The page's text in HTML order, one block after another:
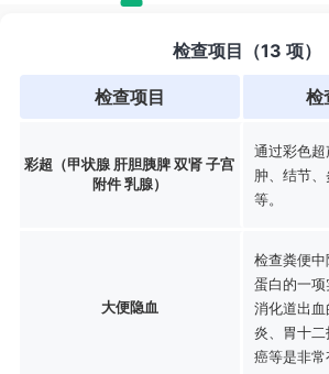
检查项目（13 项）
检查项目 检
彩超（甲状腺 肝胆胰脾 双肾 子宫
附件 乳腺）
通过彩色
肿、结节
等。
大便隐血
检查粪便
蛋白的一
消化道出
炎、胃十
癌等是非常